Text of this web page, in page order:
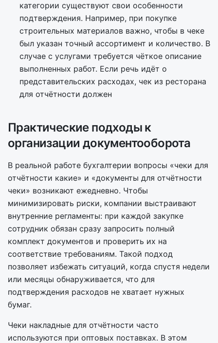
категории существуют свои особенности
подтверждения. Например, при покупке
строительных материалов важно, чтобы в чеке
был указан точный ассортимент и количество. В
случае с услугами требуется чёткое описание
выполненных работ. Если речь идёт о
представительских расходах, чек из ресторана
для отчётности должен
Практические подходы к
организации документооборота
В реальной работе бухгалтерии вопросы «чеки для
отчётности какие» и «документы для отчётности
чеки» возникают ежедневно. Чтобы
минимизировать риски, компании выстраивают
внутренние регламенты: при каждой закупке
сотрудник обязан сразу запросить полный
комплект документов и проверить их на
соответствие требованиям. Такой подход
позволяет избежать ситуаций, когда спустя недели
или месяцы обнаруживается, что для
подтверждения расходов не хватает нужных
бумаг.
Чеки накладные для отчётности часто
используются при оптовых поставках. В этом